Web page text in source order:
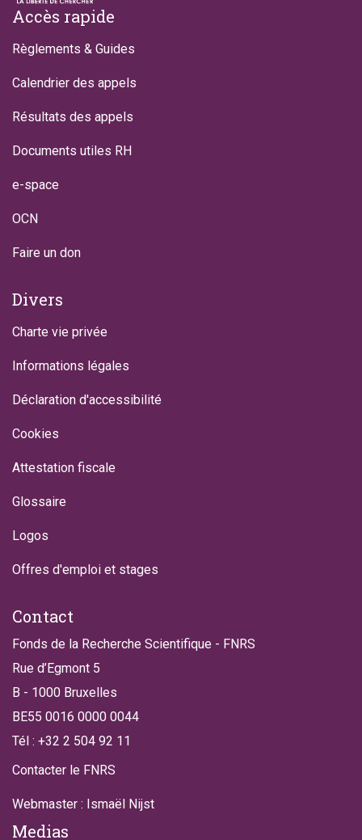
Footer
Accès rapide
Règlements & Guides
Calendrier des appels
Résultats des appels
Documents utiles RH
e-space
OCN
Faire un don
Divers
Charte vie privée
Informations légales
Déclaration d'accessibilité
Cookies
Attestation fiscale
Glossaire
Logos
Offres d'emploi et stages
Contact
Fonds de la Recherche Scientifique - FNRS
Rue d’Egmont 5
B - 1000 Bruxelles
BE55 0016 0000 0044
Tél : +32 2 504 92 11
Contacter le FNRS
Webmaster : Ismaël Nijst
Medias